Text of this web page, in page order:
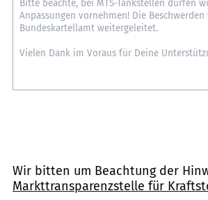
Wir bitten um Beachtung der
Markttransparenzstelle für